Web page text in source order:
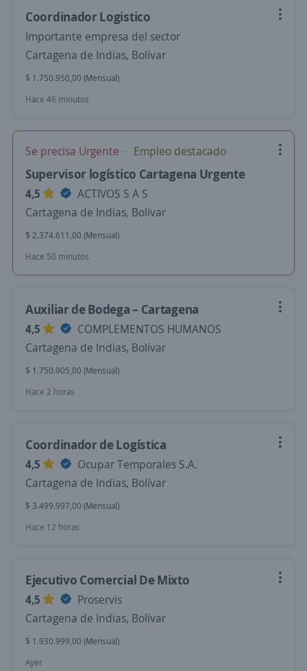
Coordinador Logistico
Importante empresa del sector
Cartagena de Indias, Bolívar
$ 1.750.950,00 (Mensual)
Hace 46 minutos
Se precisa Urgente Empleo destacado
Supervisor logístico Cartagena Urgente
4,5
ACTIVOS S A S
Cartagena de Indias, Bolívar
$ 2.374.611,00 (Mensual)
Hace 50 minutos
Auxiliar de Bodega – Cartagena
4,5
COMPLEMENTOS HUMANOS
Cartagena de Indias, Bolívar
$ 1.750.905,00 (Mensual)
Hace 2 horas
Coordinador de Logística
4,5
Ocupar Temporales S.A.
Cartagena de Indias, Bolívar
$ 3.499.997,00 (Mensual)
Hace 12 horas
Ejecutivo Comercial De Mixto
4,5
Proservis
Cartagena de Indias, Bolívar
$ 1.930.999,00 (Mensual)
Ayer